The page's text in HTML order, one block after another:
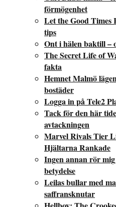
förmögenhet
Let the Good Times
tips
Ont i hälen baktill –
The Secret Life of
fakta
Hemnet Malmö
bostäder
Logga in på Tele2
Tack för den här
avtackningen
Marvel Rivals Tier
Hjältarna Rankade
Ingen annan rör
betydelse
Leilas bullar med
saffransknutar